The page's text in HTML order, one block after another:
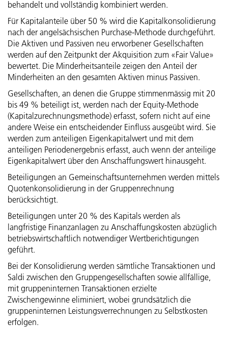
behandelt und vollständig kombiniert werden.
Für Kapitalanteile über 50 % wird die Kapitalkonsolidierung
nach der angelsächsischen Purchase-Methode durchgeführt.
Die Aktiven und Passiven neu erworbener Gesellschaften
werden auf den Zeitpunkt der Akquisition zum «Fair Value»
bewertet. Die Minderheitsanteile zeigen den Anteil der
Minderheiten an den gesamten Aktiven minus Passiven.
Gesellschaften, an denen die Gruppe stimmenmässig mit 20
bis 49 % beteiligt ist, werden nach der Equity-Methode
(Kapitalzurechnungsmethode) erfasst, sofern nicht auf eine
andere Weise ein entscheidender Einfluss ausgeübt wird. Sie
werden zum anteiligen Eigenkapitalwert und mit dem
anteiligen Periodenergebnis erfasst, auch wenn der anteilige
Eigenkapitalwert über den Anschaffungswert hinausgeht.
Beteiligungen an Gemeinschaftsunternehmen werden mittels
Quotenkonsolidierung in der Gruppenrechnung
berücksichtigt.
Beteiligungen unter 20 % des Kapitals werden als
langfristige Finanzanlagen zu Anschaffungskosten abzüglich
betriebswirtschaftlich notwendiger Wertberichtigungen
geführt.
Bei der Konsolidierung werden sämtliche Transaktionen und
Saldi zwischen den Gruppengesellschaften sowie allfällige,
mit gruppeninternen Transaktionen erzielte
Zwischengewinne eliminiert, wobei grundsätzlich die
gruppeninternen Leistungsverrechnungen zu Selbstkosten
erfolgen.